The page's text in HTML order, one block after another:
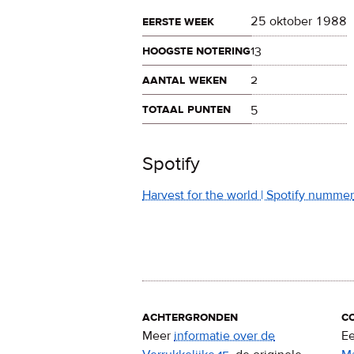
eerste week
25 oktober 1988
hoogste notering13
aantal weken
2
totaal punten
5
Spotify
Harvest for the world | Spotify nummer
achtergronden
Meer informatie over de